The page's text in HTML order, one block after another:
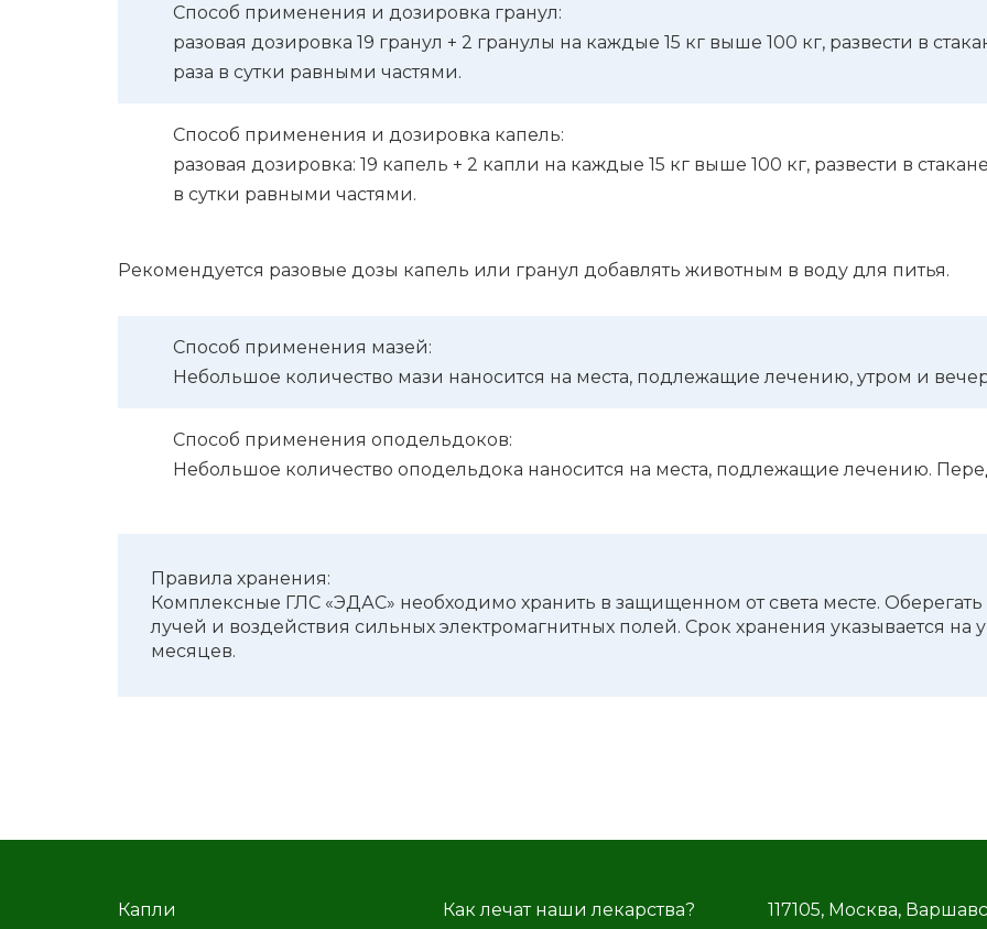
Способ применения и дозировка гранул:
разо­вая дози­ров­ка 19 гранул + 2 грану­лы на каждые 15 кг выше 100 кг, разве­сти в
раза в сутки равны­ми частя­ми.
Способ применения и дозировка капель:
разо­вая дози­ров­ка: 19 капель + 2 капли на каждые 15 кг выше 100 кг, разве­сти в
в сутки равны­ми частя­ми.
Реко­мен­ду­ет­ся разо­вые дозы капель или гранул добав­лять живот­ным в воду для питья.
Способ применения мазей:
Неболь­шое коли­че­ство мази нано­сит­ся на места, подле­жа­щие лече­нию, утром и
Способ применения оподельдоков:
Неболь­шое коли­че­ство оподель­до­ка нано­сит­ся на места, подле­жа­щие лече­нию.
Правила хранения:
Комплекс­ные ГЛС «ЭДАС» необ­хо­ди­мо хранить в защи­щен­ном от света месте.
лучей и воздей­ствия силь­ных элек­тро­маг­нит­ных полей. Срок хране­ния указы­ва­ет­ся на
меся­цев.
Капли Как лечат наши лекарства?
117105, Москва,